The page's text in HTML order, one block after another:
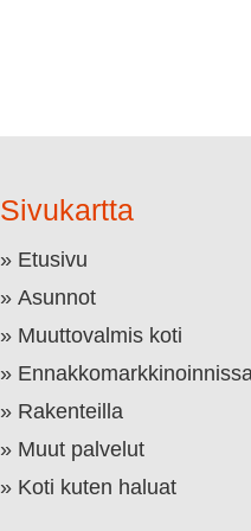
Sivukartta
Etusivu
Asunnot
Muuttovalmis koti
Ennakkomarkkinoinnissa
Rakenteilla
Muut palvelut
Koti kuten haluat